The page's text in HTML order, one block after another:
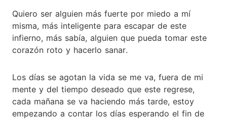
Quiero ser alguien más fuerte por miedo a mí
misma, más inteligente para escapar de este
infierno, más sabía, alguien que pueda tomar este
corazón roto y hacerlo sanar.
Los días se agotan la vida se me va, fuera de mi
mente y del tiempo deseado que este regrese,
cada mañana se va haciendo más tarde, estoy
empezando a contar los días esperando el fin de